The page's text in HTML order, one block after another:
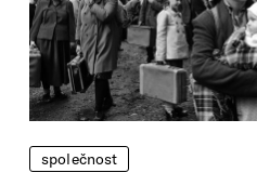
společnost